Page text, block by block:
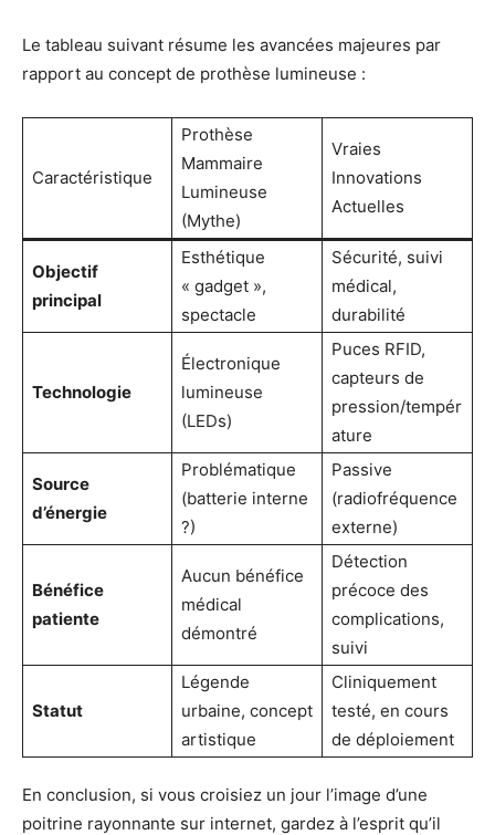
Le tableau suivant résume les avancées majeures par
rapport au concept de prothèse lumineuse :
Caractéristique
Prothèse
Mammaire
Lumineuse
(Mythe)
Vraies
Innovations
Actuelles
Objectif
principal
Esthétique
« gadget »,
spectacle
Sécurité, suivi
médical,
durabilité
Technologie
Électronique
lumineuse
(LEDs)
Puces RFID,
capteurs de
pression/tempér
ature
Source
d’énergie
Problématique
(batterie interne
?)
Passive
(radiofréquence
externe)
Bénéfice
patiente
Aucun bénéfice
médical
démontré
Détection
précoce des
complications,
suivi
Statut
Légende
urbaine, concept
artistique
Cliniquement
testé, en cours
de déploiement
En conclusion, si vous croisiez un jour l’image d’une
poitrine rayonnante sur internet, gardez à l’esprit qu’il